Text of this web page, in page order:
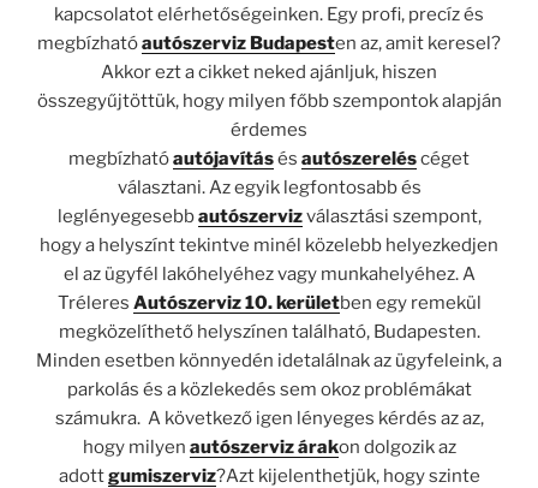
kapcsolatot elérhetőségeinken. Egy profi, precíz és
megbízhatóautószerviz Budapesten az, amit keresel?
Akkor ezt a cikket neked ajánljuk, hiszen
összegyűjtöttük, hogy milyen főbb szempontok alapján
érdemes
megbízhatóautójavításés autószereléscéget
választani. Az egyik legfontosabb és
leglényegesebbautószervizválasztási szempont,
hogy a helyszínt tekintve minél közelebb helyezkedjen
el az ügyfél lakóhelyéhez vagy munkahelyéhez. A
Tréleres Autószerviz 10. kerületben egy remekül
megközelíthető helyszínen található, Budapesten.
Minden esetben könnyedén idetalálnak az ügyfeleink, a
parkolás és a közlekedés sem okoz problémákat
számukra. A következő igen lényeges kérdés az az,
hogy milyen autószerviz árakon dolgozik az
adottgumiszerviz?Azt kijelenthetjük, hogy szinte